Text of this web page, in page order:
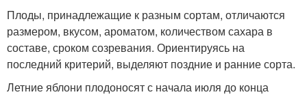
Плоды, принадлежащие к разным сортам, отличаются
размером, вкусом, ароматом, количеством сахара в
составе, сроком созревания. Ориентируясь на
последний критерий, выделяют поздние и ранние сорта.
Летние яблони плодоносят с начала июля до конца